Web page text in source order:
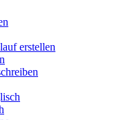
erstellen